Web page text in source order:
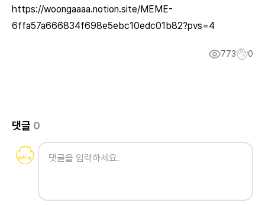
https://woongaaaa.notion.site/MEME-
6ffa57a666834f698e5ebc10edc01b82?pvs=4
773 0
댓글 0